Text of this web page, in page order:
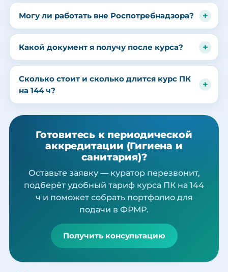
Могу ли работать вне Роспотребнадзора?
Какой документ я получу после курса?
Сколько стоит и сколько длится курс ПК
на 144 ч?
Готовитесь к периодической
аккредитации (Гигиена и
санитария)?
Оставьте заявку — куратор перезвонит,
подберёт удобный тариф курса ПК на 144
ч и поможет собрать портфолио для
подачи в ФРМР.
Получить консультацию